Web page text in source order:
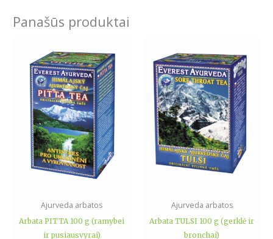
Panašūs produktai
Ajurveda arbatos
Arbata PITTA 100 g (ramybei
ir pusiausvyrai)
Ajurveda arbatos
Arbata TULSI 100 g (gerklė ir
bronchai)